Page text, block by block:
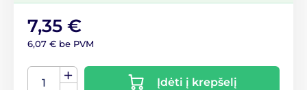
7,35 €
6,07 € be PVM
Įdėti į krepšelį